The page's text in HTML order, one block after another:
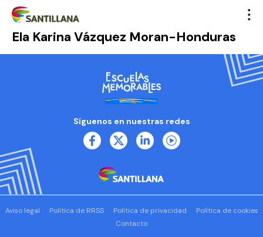
Ela Karina Vázquez Moran-Honduras
Síguenos en nuestras redes
Aviso legal Política de RRSS Política de privacidad
Política de cookies
Contacto